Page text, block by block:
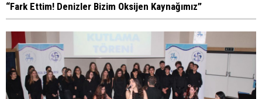
“Fark Ettim! Denizler Bizim Oksijen Kaynağımız”